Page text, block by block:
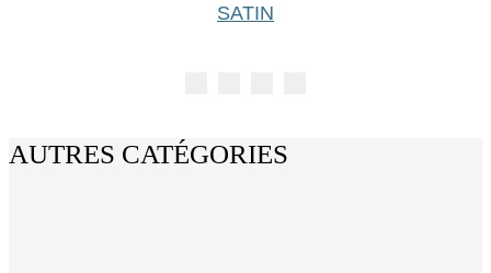
SATIN
AUTRES CATÉGORIES